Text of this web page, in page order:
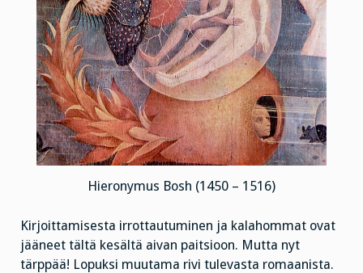
Hieronymus Bosh (1450 – 1516)
Kirjoittamisesta irrottautuminen ja kalahommat ovat
jääneet tältä kesältä aivan paitsioon. Mutta nyt
tärppää! Lopuksi muutama rivi tulevasta romaanista.